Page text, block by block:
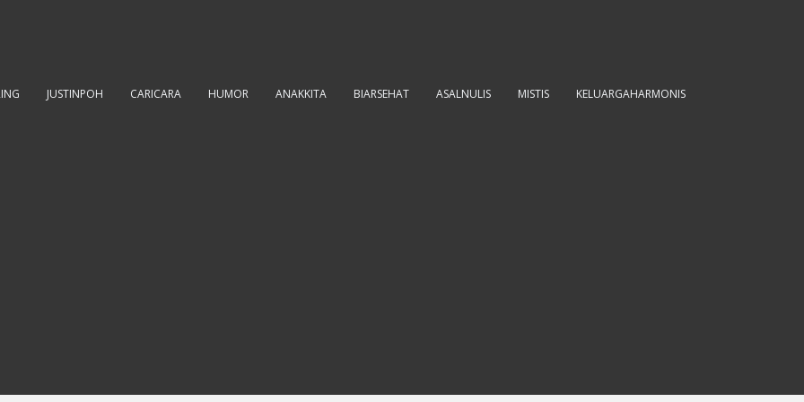
JUSTINPOH CARICARA HUMOR ANAKKITA BIARSEHAT ASALNULIS MISTIS KELUARGAHARMONIS